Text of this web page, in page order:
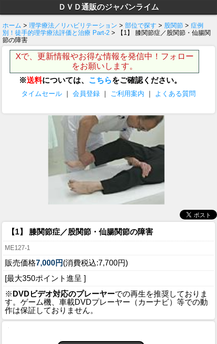
ＤＶＤ通販のジャパンライム
ホーム > 理学療法／リハビリテーション > 部位で探す > 股関節 > 症例
別！徒手的理学療法評価と治療 Part-2 > 【1】 膝関節症／股関節・仙腸関
節の障害
Xで、更新情報やお得な情報を発信中！フォロー
をお願いします。
※送料については、 こちらをご確認ください。
タイムセール ｜ 会員登録 ｜ ご利用案内 ｜ よくある質問
【1】 膝関節症／股関節・仙腸関節の障害
ME127-1
販売価格7,000円 (消費税込:7,700円)
[最大350ポイント進呈 ]
※ DVDビデオ対応のプレーヤーでの再生を推奨しておりま
す。ゲーム機、車載DVDプレーヤー（カーナビ）等での動
作は保証しておりません。